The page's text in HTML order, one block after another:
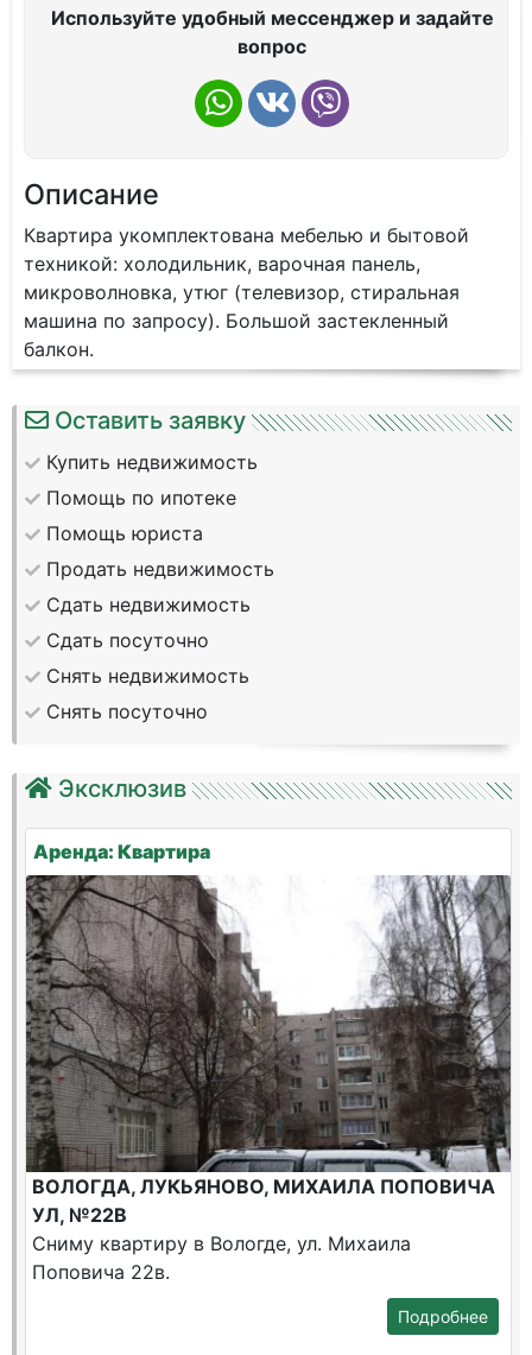
Используйте удобный мессенджер и задайте
вопрос
Описание
Квартира укомплектована мебелью и бытовой
техникой: холодильник, варочная панель,
микроволновка, утюг (телевизор, стиральная
машина по запросу). Большой застекленный
балкон.
Оставить заявку
Купить недвижимость
Помощь по ипотеке
Помощь юриста
Продать недвижимость
Сдать недвижимость
Сдать посуточно
Снять недвижимость
Снять посуточно
Эксклюзив
Аренда: Квартира
ВОЛОГДА, ЛУКЬЯНОВО, МИХАИЛА ПОПОВИЧА
УЛ, №22В
Сниму квартиру в Вологде, ул. Михаила
Поповича 22в.
Подробнее